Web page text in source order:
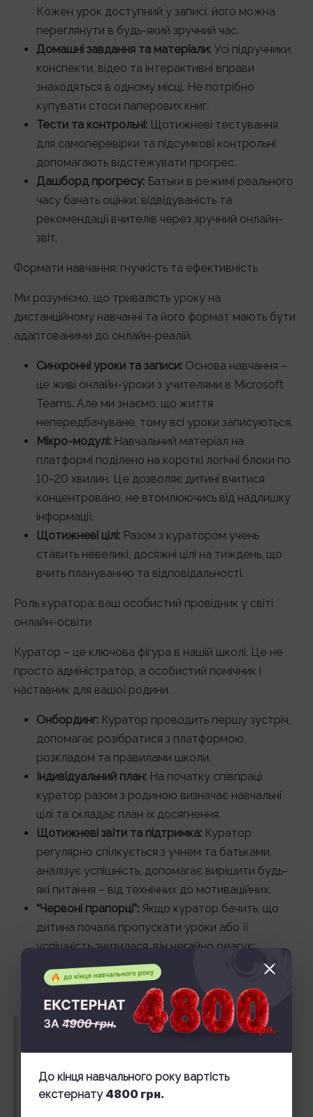
До кінця навчального року вартість
екстернату 4800 грн.
Кожен урок доступний у записі, його можна
переглянути в будь-який зручний час.
Домашні завдання та матеріали: Усі підручники,
конспекти, відео та інтерактивні вправи
знаходяться в одному місці. Не потрібно
купувати стоси паперових книг.
Тести та контрольні: Щотижневі тестування
для самоперевірки та підсумкові контрольні
допомагають відстежувати прогрес.
Дашборд прогресу: Батьки в режимі реального
часу бачать оцінки, відвідуваність та
рекомендації вчителів через зручний онлайн-
звіт.
Формати навчання: гнучкість та ефективність
Ми розуміємо, що тривалість уроку на
дистанційному навчанні та його формат мають бути
адаптованими до онлайн-реалій.
Синхронні уроки та записи: Основа навчання –
це живі онлайн-уроки з учителями в Microsoft
Teams. Але ми знаємо, що життя
непередбачуване, тому всі уроки записуються.
Мікро-модулі: Навчальний матеріал на
платформі поділено на короткі логічні блоки по
10-20 хвилин. Це дозволяє дитині вчитися
концентровано, не втомлюючись від надлишку
інформації.
Щотижневі цілі: Разом з куратором учень
ставить невеликі, досяжні цілі на тиждень, що
вчить плануванню та відповідальності.
Роль куратора: ваш особистий провідник у світі
онлайн-освіти
Куратор – це ключова фігура в нашій школі. Це не
просто адміністратор, а особистий помічник і
наставник для вашої родини.
Онбординг: Куратор проводить першу зустріч,
допомагає розібратися з платформою,
розкладом та правилами школи.
Індивідуальний план: На початку співпраці
куратор разом з родиною визначає навчальні
цілі та складає план їх досягнення.
Щотижневі звіти та підтримка: Куратор
регулярно спілкується з учнем та батьками,
аналізує успішність, допомагає вирішити будь-
які питання – від технічних до мотиваційних.
“Червоні прапорці”: Якщо куратор бачить, що
дитина почала пропускати уроки або її
успішність знизилася, він негайно реагує:
з’ясовує причину та спільно з родиною коригує
план.
самі. Батьки в звичайній школі часто не
знають, що насправді відбувається на уроках.